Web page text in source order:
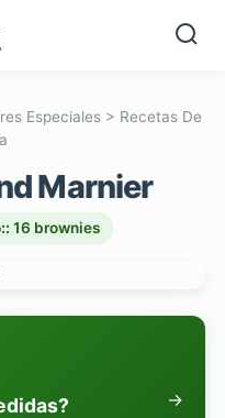
Especiales> Recetas De
Marnier
16 brownies
→